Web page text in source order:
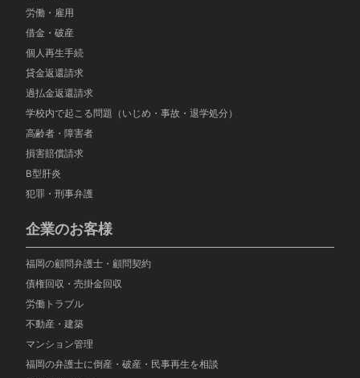
労働・雇用
借金・破産
個人再生手続
貸金返還請求
過払金返還請求
学校内で起こる問題（いじめ・事故・退学処分）
高齢者・障害者
損害賠償請求
B型肝炎
犯罪・刑事弁護
企業のお客様
福岡の顧問弁護士・顧問契約
債権回収・売掛金回収
労働トラブル
不動産・建築
マンション管理
福岡の弁護士に倒産・破産・民事再生を相談